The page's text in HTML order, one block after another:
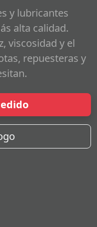
y lubricantes
alta calidad.
viscosidad y el
repuesteras y